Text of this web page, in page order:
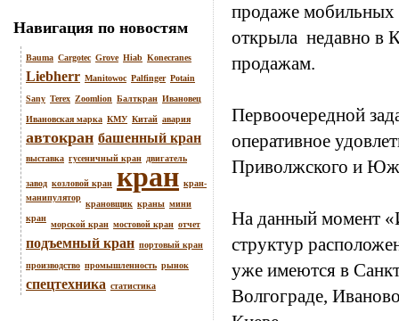
Навигация по новостям
Bauma Cargotec Grove Hiab Konecranes
Liebherr Manitowoc Palfinger Potain
Sany Terex Zoomlion Балткран Ивановец
Ивановская марка КМУ Китай авария
автокран башенный кран
выставка гусеничный кран двигатель
завод козловой кран кран кран-
манипулятор крановщик краны мини
кран морской кран мостовой кран отчет
подъемный кран портовый кран
производство промышленность рынок
спецтехника статистика
продаже мобильных
открыла недавно в
продажам.
Первоочередной
оперативное
Приволжского и
На данный момент «
структур
уже имеются в
Волгограде,